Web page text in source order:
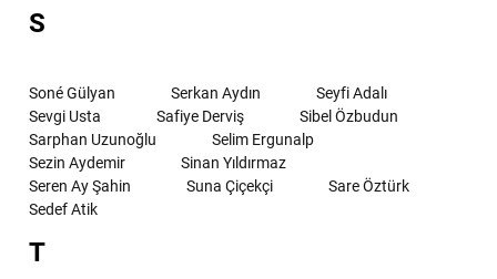
S
Soné Gülyan Serkan Aydın
Seyfi Adalı
Sevgi Usta
Safiye Derviş
Sibel Özbudun
Sarphan Uzunoğlu
Selim Ergunalp
Sezin Aydemir
Sinan Yıldırmaz
Seren Ay Şahin
Suna Çiçekçi
Sare Öztürk
Sedef Atik
T